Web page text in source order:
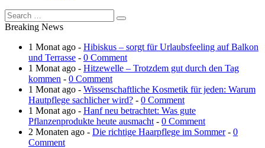
Breaking News
1 Monat ago - Hibiskus – sorgt für Urlaubsfeeling auf Balkon
und Terrasse - 0 Comment
1 Monat ago - Hitzewelle – Trotzdem gut durch den Tag
kommen - 0 Comment
1 Monat ago - Wissenschaftliche Kosmetik für jeden: Warum
Hautpflege sachlicher wird? - 0 Comment
1 Monat ago - Hanf neu betrachtet: Was gute
Pflanzenprodukte heute ausmacht - 0 Comment
2 Monaten ago - Die richtige Haarpflege im Sommer- 0
Comment